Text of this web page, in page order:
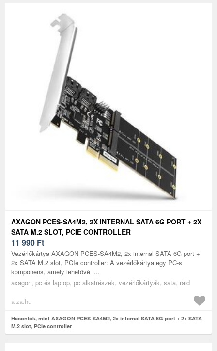
AXAGON PCES-SA4M2, 2X INTERNAL SATA 6G PORT + 2X
SATA M.2 SLOT, PCIE CONTROLLER
11 990 Ft
Vezérlőkártya AXAGON PCES-SA4M2, 2x internal SATA 6G port +
2x SATA M.2 slot, PCIe controller: A vezérlőkártya egy PC-s
komponens, amely lehetővé t...
axagon, pc és laptop, pc alkatrészek, vezérlőkártyák, sata, raid
alza.hu
Hasonlók, mint AXAGON PCES-SA4M2, 2x internal SATA 6G port + 2x SATA
M.2 slot, PCIe controller